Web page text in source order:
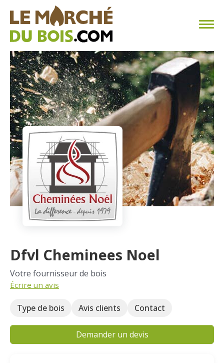
CHAUFFAGE AU BOIS
FAQ
CALCULER SA CONSOMMATION
TROUVER SON FOURNISSEUR
BLOG
ESPACE PRO
Dfvl Cheminees Noel
Votre fournisseur de bois
Écrire un avis
Type de bois Avis clients Contact
Demander un devis